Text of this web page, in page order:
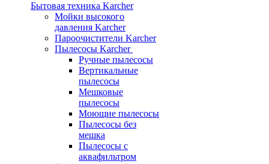
Бытовая техника Karcher
Мойки высокого
давления Karcher
Пароочистители Karcher
Пылесосы Karcher
Ручные пылесосы
Вертикальные
пылесосы
Мешковые
пылесосы
Моющие пылесосы
Пылесосы без
мешка
Пылесосы с
аквафильтром